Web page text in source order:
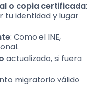
o copia certificada:
tu identidad y lugar
: Como el INE,
actualizado, si fuera
migratorio válido